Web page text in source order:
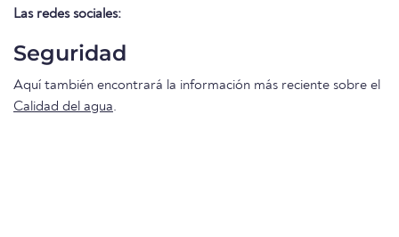
Las redes sociales:
Seguridad
Aquí también encontrará la información más reciente sobre el
Calidad del agua.